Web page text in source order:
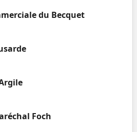
du Becquet
Foch